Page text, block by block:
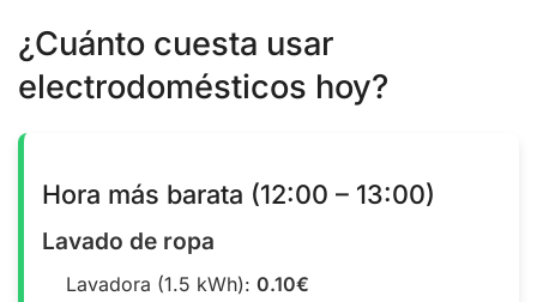
¿Cuánto cuesta usar
electrodomésticos hoy?
Hora más barata (12:00 – 13:00)
Lavado de ropa
Lavadora (1.5 kWh): 0.10€